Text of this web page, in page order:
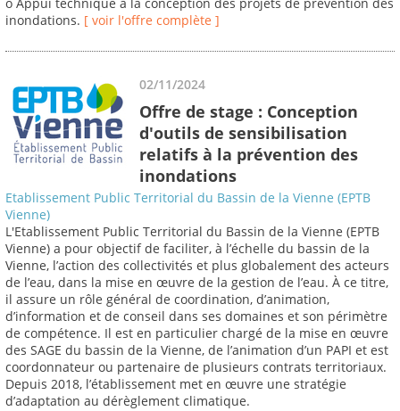
inondations. [ voir l'offre complète ]
02/11/2024
Offre de stage : Conception
d'outils de sensibilisation
relatifs à la prévention des
inondations
Etablissement Public Territorial du Bassin de la Vienne (EPTB
Vienne)
L'Etablissement Public Territorial du Bassin de la Vienne (EPTB
Vienne) a pour objectif de faciliter, à l’échelle du bassin de la
Vienne, l’action des collectivités et plus globalement des acteurs
de l’eau, dans la mise en œuvre de la gestion de l’eau. À ce titre,
il assure un rôle général de coordination, d’animation,
d’information et de conseil dans ses domaines et son périmètre
de compétence. Il est en particulier chargé de la mise en œuvre
des SAGE du bassin de la Vienne, de l’animation d’un PAPI et est
coordonnateur ou partenaire de plusieurs contrats territoriaux.
Depuis 2018, l’établissement met en œuvre une stratégie
d’adaptation au dérèglement climatique.